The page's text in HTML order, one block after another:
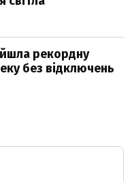
рекордну
без відключень